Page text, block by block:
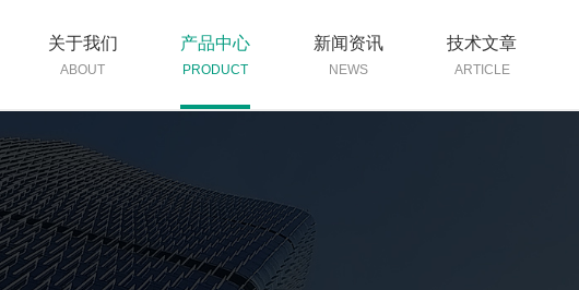
关于我们
ABOUT
产品中心
PRODUCT
新闻资讯
NEWS
技术文章
ARTICLE